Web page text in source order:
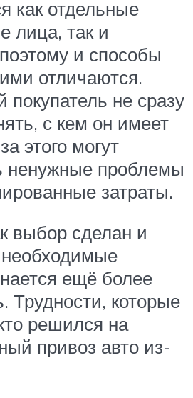
как отдельные
лица, так и
и способы
отличаются.
не сразу
с кем он имеет
этого могут
ненужные проблемы
затраты.
выбор сделан и
ещё более
Трудности, которые
решился на
привоз авто из-